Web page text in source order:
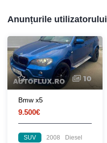
Anunțurile utilizatorului
10
Bmw x5
9.500€
SUV 2008
Diesel